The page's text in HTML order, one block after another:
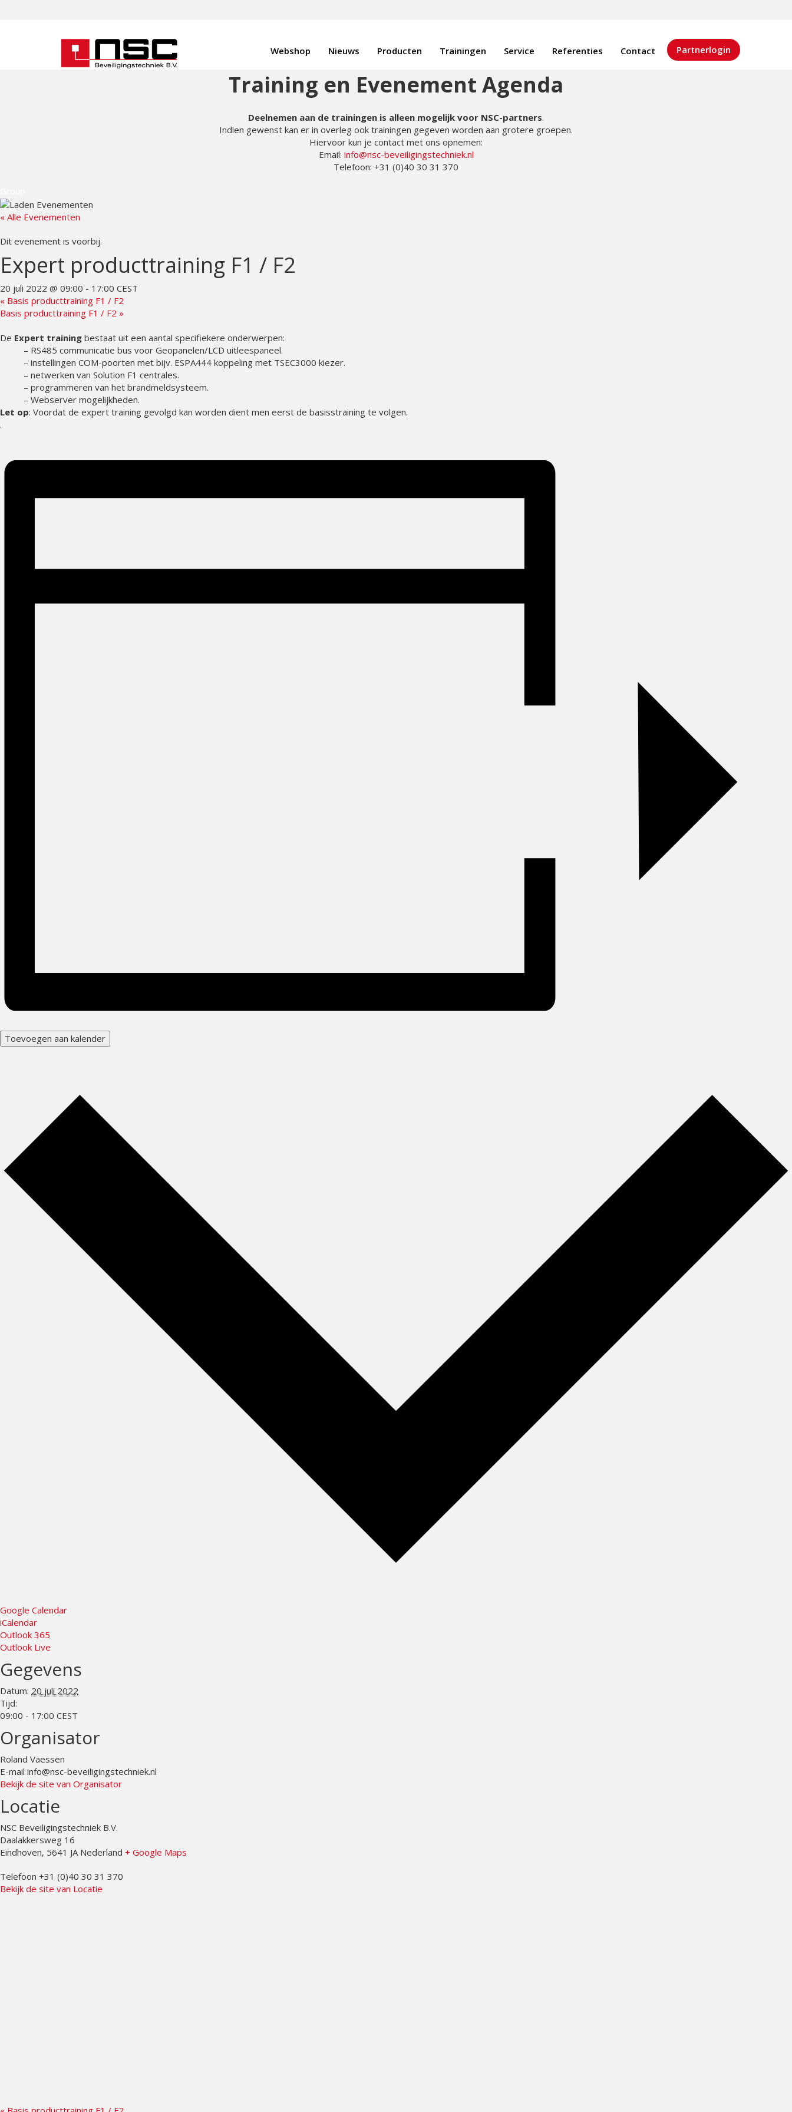
Webshop Nieuws Producten Trainingen Service Referenties Contact Partnerlogin
Training en Evenement Agenda
Deelnemen aan de trainingen is alleen mogelijk voor NSC-partners.
Indien gewenst kan er in overleg ook trainingen gegeven worden aan grotere groepen.
Hiervoor kun je contact met ons opnemen:
Email: info@nsc-beveiligingstechniek.nl
Telefoon: +31 (0)40 30 31 370
« Alle Evenementen
Dit evenement is voorbij.
Expert producttraining F1 / F2
20 juli 2022 @ 09:00 - 17:00 CEST
« Basis producttraining F1 / F2
Basis producttraining F1 / F2 »
De Expert training bestaat uit een aantal specifiekere onderwerpen:
– RS485 communicatie bus voor Geopanelen/LCD uitleespaneel.
– instellingen COM-poorten met bijv. ESPA444 koppeling met TSEC3000 kiezer.
– netwerken van Solution F1 centrales.
– programmeren van het brandmeldsysteem.
– Webserver mogelijkheden.
Let op: Voordat de expert training gevolgd kan worden dient men eerst de basisstraining te volgen.
.
Toevoegen aan kalender
Google Calendar
iCalendar
Outlook 365
Outlook Live
Gegevens
Datum: 20 juli 2022
Tijd:
09:00 - 17:00 CEST
Organisator
Roland Vaessen
E-mail info@nsc-beveiligingstechniek.nl
Bekijk de site van Organisator
Locatie
NSC Beveiligingstechniek B.V.
Daalakkersweg 16
Eindhoven, 5641 JA Nederland + Google Maps
Telefoon +31 (0)40 30 31 370
Bekijk de site van Locatie